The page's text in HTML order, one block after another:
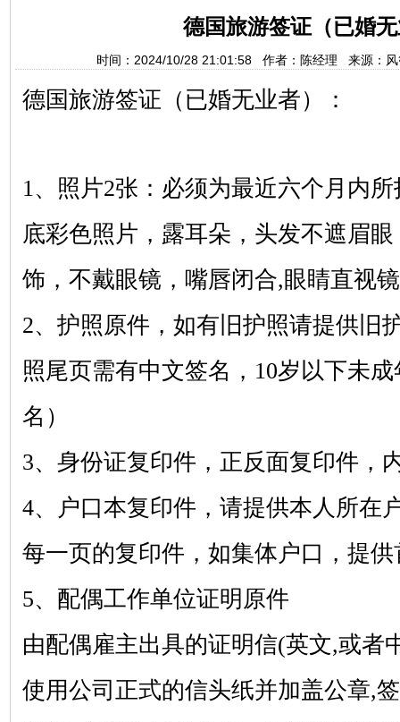
德国旅游签证（已婚
时间：2024/10/28 21:01:58 作者：陈经理 来源：
德国旅游签证（已婚无业者）：
1、照片2张：必须为最近六个月内所
底彩色照片，露耳朵，头发不遮眉
饰，不戴眼镜，嘴唇闭合,眼睛直视
2、护照原件，如有旧护照请提供旧
照尾页需有中文签名，10岁以下未
名）
3、身份证复印件，正反面复印件，
4、户口本复印件，请提供本人所在
每一页的复印件，如集体户口，提
5、配偶工作单位证明原件
由配偶雇主出具的证明信(英文,或者
使用公司正式的信头纸并加盖公章,